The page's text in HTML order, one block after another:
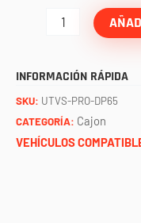
RZR
PRO
INFORMACIÓN RÁPIDA
SKU: UTVS-PRO-DP65
CATEGORÍA: Cajon
VEHÍCULOS